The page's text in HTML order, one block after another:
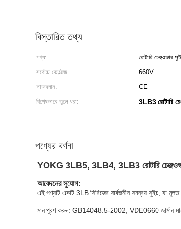
বিস্তারিত তথ্য
পণ্য: রোটারি চেঞ্জওভার
সর্বোচ্চ ভোল্টেজ:
660V
সাক্ষ্যদান:
CE
বিশেষভাবে তুলে ধরা:
3LB3 রোটারি
পণ্যের বর্ণনা
YOKG 3LB5, 3LB4, 3LB3 রোটারি
আবেদনের সুযোগ:
এই পণ্যটি একটি 3LB সিরিজের সার্বজনীন সমন্বয় সুইচ, যা মূলত
মান পূরণ করুন: GB14048.5-2002, VDE0660 জার্মান